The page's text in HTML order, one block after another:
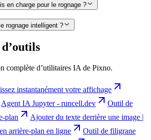
en charge pour le rognage ?
rognage intelligent ?
complète d’utilitaires IA de Pixno.
instantanément votre affichage
Agent IA Jupyter - runcell.dev
Outil de
plan
Ajouter du texte derrière une image |
arrière-plan en ligne
Outil de filigrane